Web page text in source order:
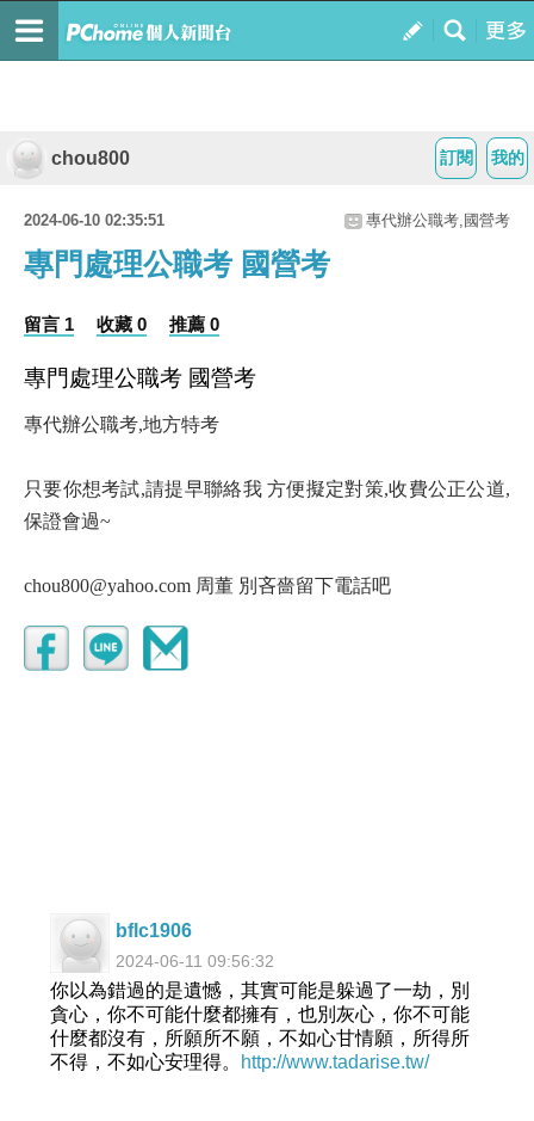
我的
訂閱
chou800
2024-06-10 02:35:51 專代辦公職考,國營考
專門處理公職考 國營考
留言 1 收藏 0 推薦 0
專門處理公職考 國營考
專代辦公職考,地方特考
只要你想考試,請提早聯絡我 方便擬定對策,收費公正公道,
保證會過~
chou800@yahoo.com 周董 別吝嗇留下電話吧
bflc1906
2024-06-11 09:56:32
你以為錯過的是遺憾，其實可能是躲過了一劫，別
貪心，你不可能什麼都擁有，也別灰心，你不可能
什麼都沒有，所願所不願，不如心甘情願，所得所
不得，不如心安理得。
http://www.tadarise.tw/